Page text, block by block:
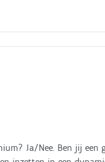
Ja/Nee. Ben jij een